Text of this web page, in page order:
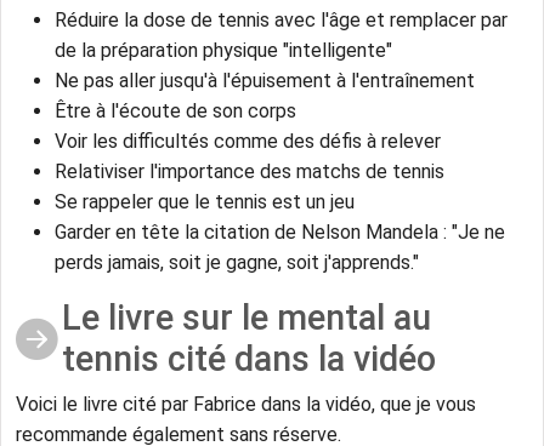
Réduire la dose de tennis avec l'âge et remplacer par
de la préparation physique "intelligente"
Ne pas aller jusqu'à l'épuisement à l'entraînement
Être à l'écoute de son corps
Voir les difficultés comme des défis à relever
Relativiser l'importance des matchs de tennis
Se rappeler que le tennis est un jeu
Garder en tête la citation de Nelson Mandela : "Je ne
perds jamais, soit je gagne, soit j'apprends."
Le livre sur le mental au
tennis cité dans la vidéo
Voici le livre cité par Fabrice dans la vidéo, que je vous
recommande également sans réserve.